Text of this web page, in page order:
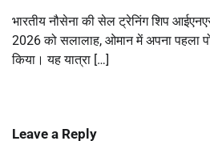
भारतीय नौसेना की सेल ट्रेनिंग शिप
2026 को सलालाह, ओमान में अपना पहला
किया। यह यात्रा […]
Leave a Reply